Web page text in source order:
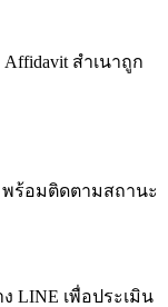
สำเนาถูก
ร้อมติดตามสถานะ
LINE เพื่อประเมิน